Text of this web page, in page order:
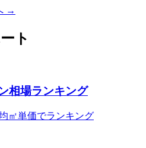
→
ト
相場ランキング
㎡単価でランキング